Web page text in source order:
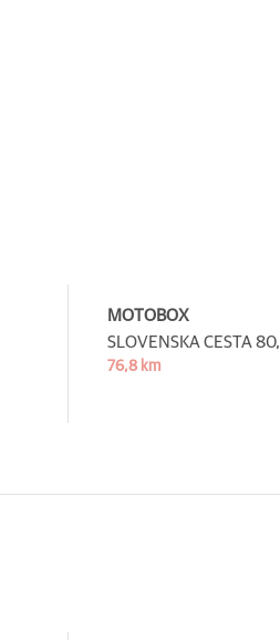
MOTOBOX
SLOVENSKA CESTA 80,
76,8 km